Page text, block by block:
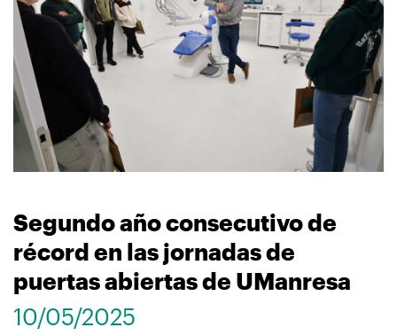
navegación
Segundo año consecutivo de
récord en las jornadas de
puertas abiertas de UManresa
10/05/2025